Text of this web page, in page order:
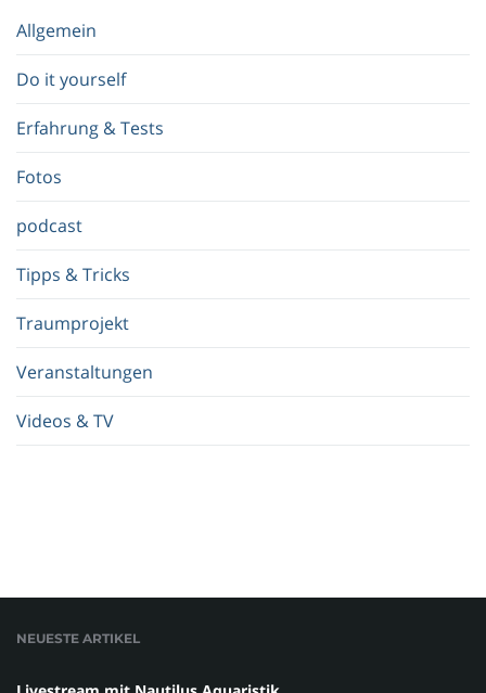
g
i
f
f
.
.
.
Allgemein
Do it yourself
Erfahrung & Tests
Fotos
podcast
Tipps & Tricks
Traumprojekt
Veranstaltungen
Videos & TV
NEUESTE ARTIKEL